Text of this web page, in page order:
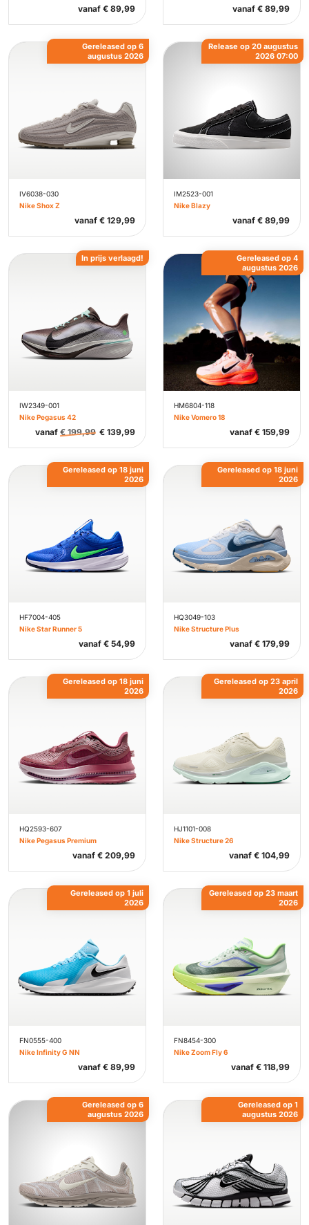
vanaf € 89,99 vanaf € 89,99
IV6038-030
Nike Shox Z
vanaf € 129,99
Gereleased op 6
augustus 2026
IM2523-001
Nike Blazy
vanaf € 89,99
Release op 20 augustus
2026 07:00
IW2349-001
Nike Pegasus 42
vanaf €199,99 € 139,99
In prijs verlaagd!
HM6804-118
Nike Vomero 18
vanaf € 159,99
Gereleased op 4
augustus 2026
HF7004-405
Nike Star Runner 5
vanaf € 54,99
Gereleased op 18 juni
2026
HQ3049-103
Nike Structure Plus
vanaf € 179,99
Gereleased op 18 juni
2026
HQ2593-607
Nike Pegasus Premium
vanaf € 209,99
Gereleased op 18 juni
2026
HJ1101-008
Nike Structure 26
vanaf € 104,99
Gereleased op 23 april
2026
FN0555-400
Nike Infinity G NN
vanaf € 89,99
Gereleased op 1 juli
2026
FN8454-300
Nike Zoom Fly 6
vanaf € 118,99
Gereleased op 23 maart
2026
Gereleased op 6
augustus 2026
Gereleased op 1
augustus 2026